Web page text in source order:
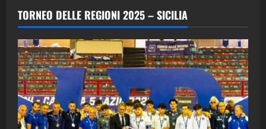
2
“SportEmpire” in Podcast: 29^ Puntata
(Martedi 28 Aprile 2026)
28/04/2026
3
"SportEmpire" in Podcast
“SportEmpire” in Podcast: 28^ Puntata
(Martedi 21 Aprile 2026)
21/04/2026
TORNEO DELLE REGIONI 2025 – SICILIA